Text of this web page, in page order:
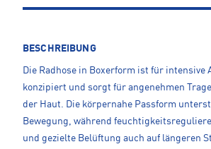
BESCHREIBUNG
Die Radhose in Boxerform ist für intensive
konzipiert und sorgt für angenehmen
der Haut. Die körpernahe Passform
Bewegung, während
und gezielte Belüftung auch auf längeren